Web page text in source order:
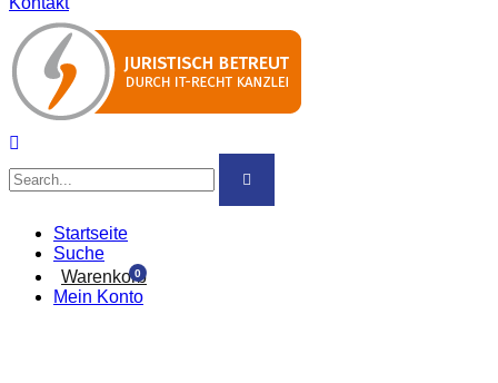
Startseite
Suche
0
Warenkorb
Mein Konto